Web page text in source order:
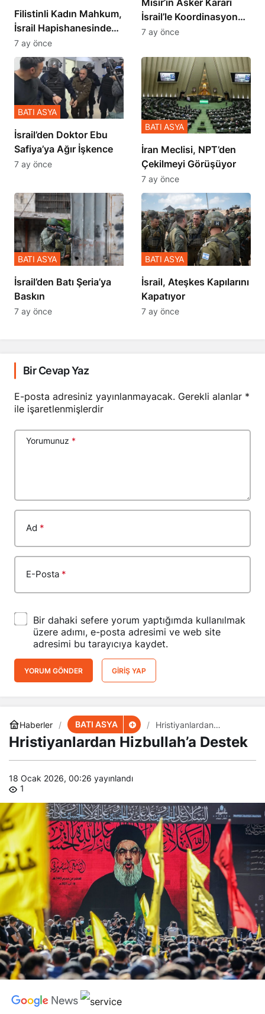
Filistinli Kadın Mahkum,
İsrail Hapishanesindeki
Zulmü Anlattı
7 ay önce
İsrail’le Koordinasyon
İçinde Gerçekleşmiş
7 ay önce
İsrail’den Doktor Ebu
Safiya’ya Ağır İşkence
BATI ASYA
7 ay önce
İran Meclisi, NPT’den
Çekilmeyi Görüşüyor
BATI ASYA
7 ay önce
​​​​​​​İsrail’den Batı Şeria’ya
Baskın
BATI ASYA
7 ay önce
İsrail, Ateşkes Kapılarını
Kapatıyor
BATI ASYA
7 ay önce
Bir Cevap Yaz
E-posta adresiniz yayınlanmayacak. Gerekli alanlar *
ile işaretlenmişlerdir
Yorumunuz *
Ad *
E-Posta *
Bir dahaki sefere yorum yaptığımda kullanılmak
üzere adımı, e-posta adresimi ve web site
adresimi bu tarayıcıya kaydet.
YORUM GÖNDER GIRIŞ YAP
Haberler BATI ASYA
Hristiyanlardan
Hizbullah’a Destek
Hristiyanlardan Hizbullah’a Destek
18 Ocak 2026, 00:26 yayınlandı
1